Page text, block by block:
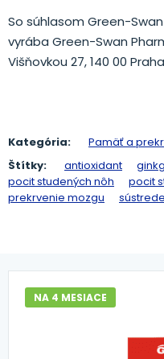
So súhlasom Green-
vyrába Green-Swan
Višňovkou 27, 140 00
Kategória: Pamäť a
Štítky:
antioxidant
pocit studených nôh
pocit
prekrvenie mozgu
NA 4 MESIACE